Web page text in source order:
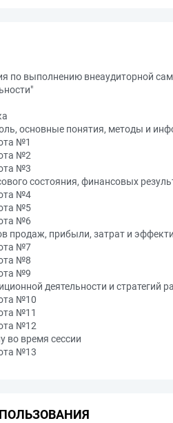
по выполнению внеаудиторной
основные понятия, методы и
№1
№2
№3
состояния, финансовых
№4
№5
№6
продаж, прибыли, затрат и
№7
№8
№9
деятельности и стратегий
№10
№11
№12
во время сессии
№13